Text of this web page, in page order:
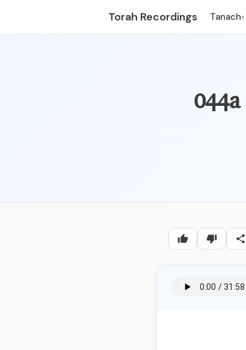
Torah Recordings Tanach▾